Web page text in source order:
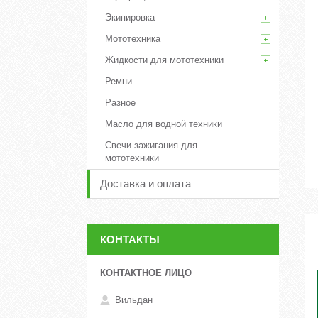
Экипировка
Мототехника
Жидкости для мототехники
Ремни
Разное
Масло для водной техники
Свечи зажигания для
мототехники
Доставка и оплата
КОНТАКТЫ
Вильдан